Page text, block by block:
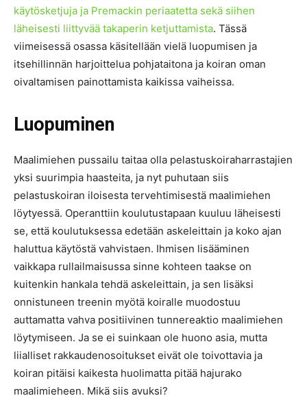
käytösketjuja ja Premackin periaatetta sekä siihen
läheisesti liittyvää takaperin ketjuttamista. Tässä
viimeisessä osassa käsitellään vielä luopumisen ja
itsehillinnän harjoittelua pohjataitona ja koiran oman
oivaltamisen painottamista kaikissa vaiheissa.
Luopuminen
Maalimiehen pussailu taitaa olla pelastuskoiraharrastajien
yksi suurimpia haasteita, ja nyt puhutaan siis
pelastuskoiran iloisesta tervehtimisestä maalimiehen
löytyessä. Operanttiin koulutustapaan kuuluu läheisesti
se, että koulutuksessa edetään askeleittain ja koko ajan
haluttua käytöstä vahvistaen. Ihmisen lisääminen
vaikkapa rullailmaisussa sinne kohteen taakse on
kuitenkin hankala tehdä askeleittain, ja sen lisäksi
onnistuneen treenin myötä koiralle muodostuu
auttamatta vahva positiivinen tunnereaktio maalimiehen
löytymiseen. Ja se ei suinkaan ole huono asia, mutta
liialliset rakkaudenosoitukset eivät ole toivottavia ja
koiran pitäisi kaikesta huolimatta pitää hajurako
maalimieheen. Mikä siis avuksi?